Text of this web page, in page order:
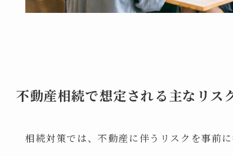
不動産相続で想定される主なリス
相続対策では、不動産に伴うリスクを事前に